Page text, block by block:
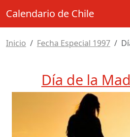
Calendario de Chile
Inicio Fecha Especial 1997
Día de la